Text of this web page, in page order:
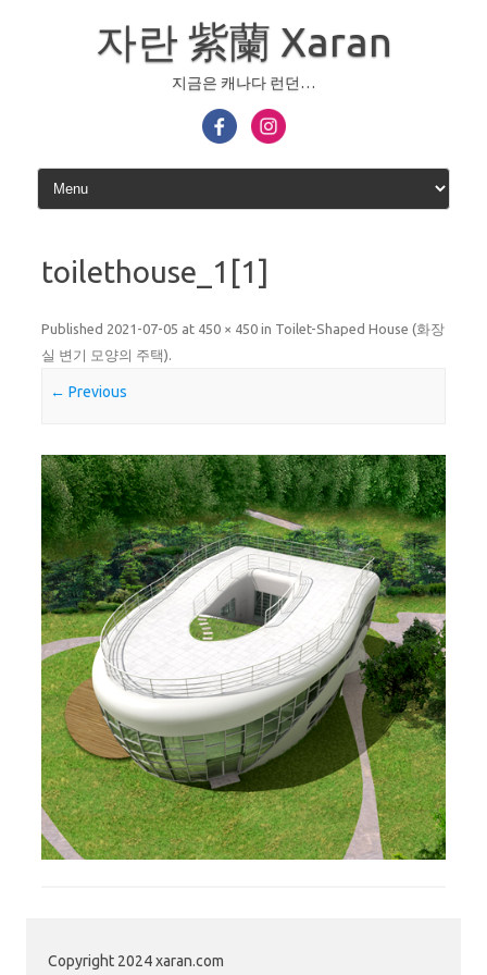
자란 紫蘭 Xaran
지금은 캐나다 런던…
toilethouse_1[1]
Published 2021-07-05 at 450 × 450 in Toilet-Shaped House (화장
실 변기 모양의 주택).
← Previous
Copyright 2024 xaran.com